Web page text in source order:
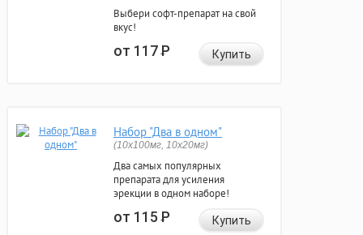
Выбери софт-препарат на свой
вкус!
от 117Р Купить
Набор "Два в одном"
(10x100мг, 10x20мг)
Два самых популярных
препарата для усиления
эрекции в одном наборе!
от 115Р Купить